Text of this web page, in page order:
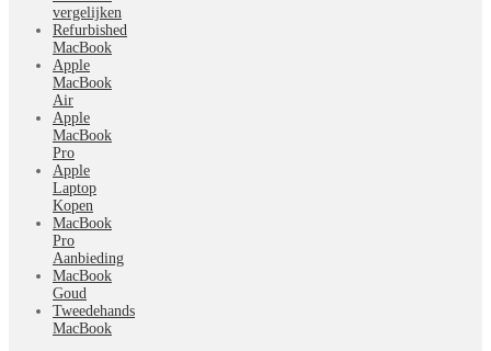
vergelijken
Refurbished
MacBook
Apple
MacBook
Air
Apple
MacBook
Pro
Apple
Laptop
Kopen
MacBook
Pro
Aanbieding
MacBook
Goud
Tweedehands
MacBook